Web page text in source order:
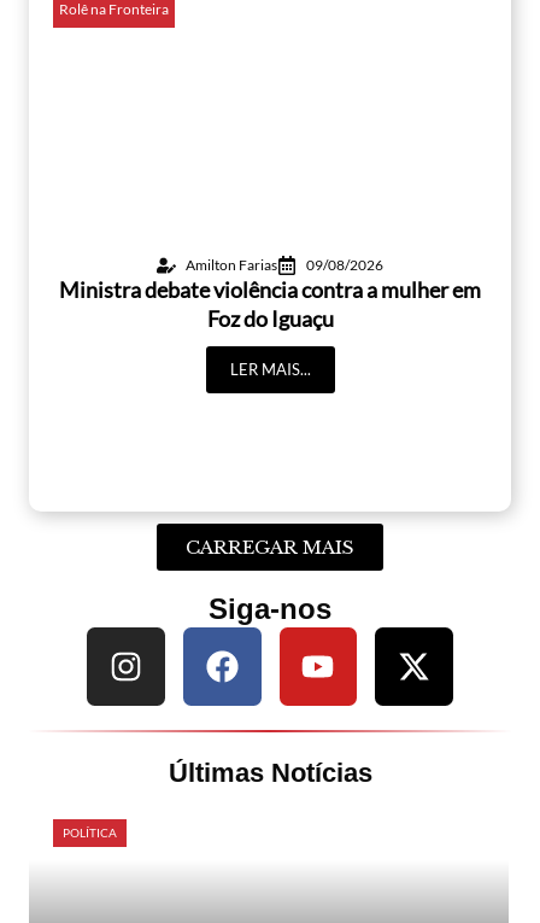
Rolê na Fronteira
Amilton Farias 09/08/2026
Ministra debate violência contra a mulher em
Foz do Iguaçu
LER MAIS...
CARREGAR MAIS
Siga-nos
Últimas Notícias
POLÍTICA